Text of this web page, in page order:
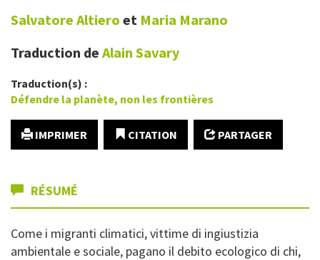
Salvatore Altiero et Maria Marano
Traduction de Alain Savary
Traduction(s) :
Défendre la planète, non les frontières
IMPRIMER CITATION PARTAGER
RÉSUMÉ
Come i migranti climatici, vittime di ingiustizia
ambientale e sociale, pagano il debito ecologico di chi,